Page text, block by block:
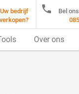
Uw bedrijf
verkopen?

Bel
Over ons